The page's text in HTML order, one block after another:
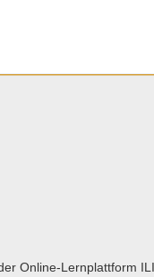
Online-Lernplattform